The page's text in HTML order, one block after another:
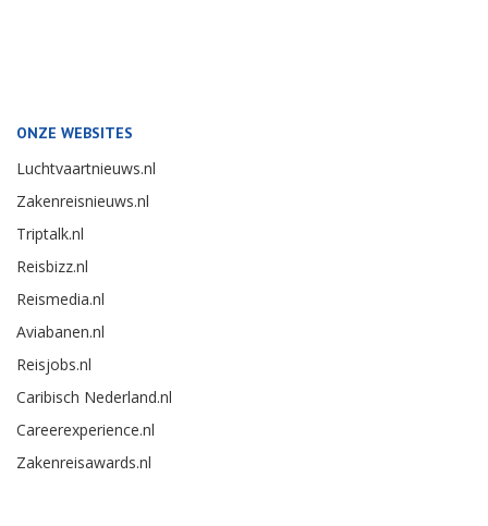
ONZE WEBSITES
Luchtvaartnieuws.nl
Zakenreisnieuws.nl
Triptalk.nl
Reisbizz.nl
Reismedia.nl
Aviabanen.nl
Reisjobs.nl
Caribisch Nederland.nl
Careerexperience.nl
Zakenreisawards.nl